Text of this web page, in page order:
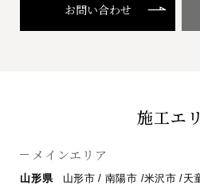
お問い合わせ
施工エ
メインエリア
山形県
山形市 / 南陽市 /米沢市 /天